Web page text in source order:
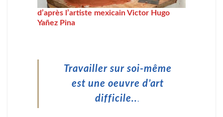
d’après l’artiste mexicain Victor Hugo
Yañez Pina
Travailler sur soi-même
est une oeuvre d’art
difficile...